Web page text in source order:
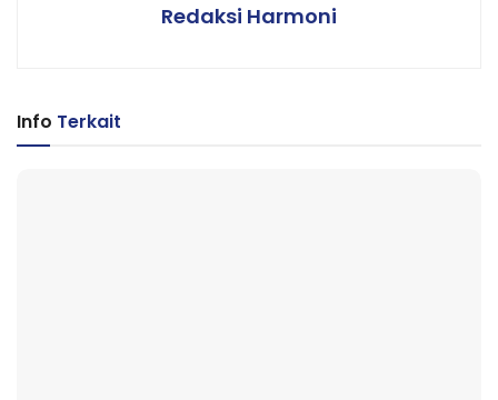
Redaksi Harmoni
Info Terkait